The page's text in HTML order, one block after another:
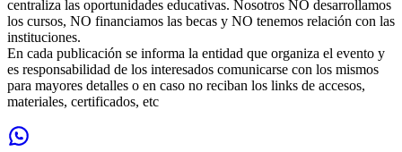
centraliza las oportunidades educativas. Nosotros NO desarrollamos
los cursos, NO financiamos las becas y NO tenemos relación con las
instituciones.
En cada publicación se informa la entidad que organiza el evento y
es responsabilidad de los interesados comunicarse con los mismos
para mayores detalles o en caso no reciban los links de accesos,
materiales, certificados, etc